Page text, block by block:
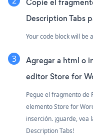
Copie el
Description Tabs
Your code block will be
Agregar a html o
editor Store for
Pegue el fragmento de
elemento Store for
inserción. ¡guarde,
Description Tabs!